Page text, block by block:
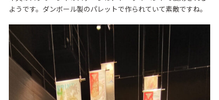
ようです。ダンボール製のパレットで作られていて素敵ですね。